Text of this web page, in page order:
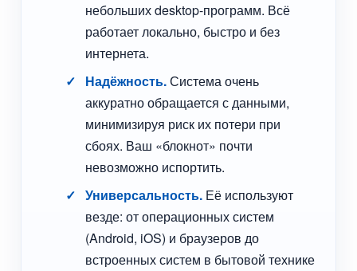
небольших desktop-программ. Всё
работает локально, быстро и без
интернета.
Надёжность.Система очень
аккуратно обращается с данными,
минимизируя риск их потери при
сбоях. Ваш «блокнот» почти
невозможно испортить.
Универсальность. Её используют
везде: от операционных систем
(Android, iOS) и браузеров до
встроенных систем в бытовой технике